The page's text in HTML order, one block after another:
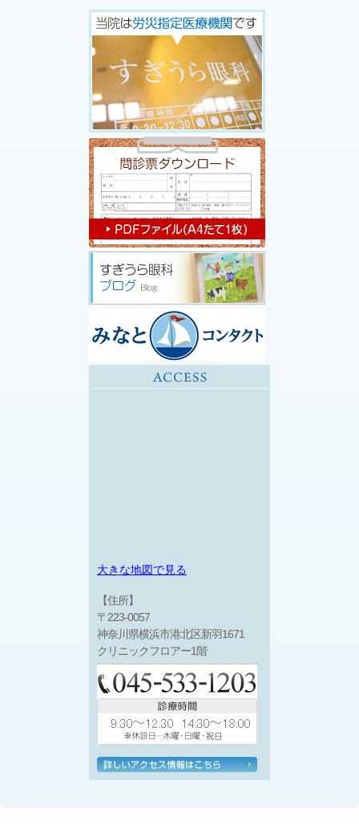
大きな地図で見る
【住所】
〒223-0057
神奈川県横浜市港北区新羽1671
クリニックフロアー1階